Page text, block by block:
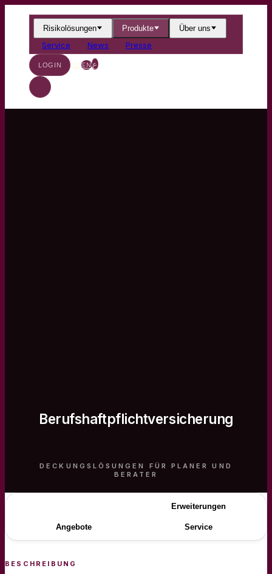
Risikolösungen Produkte Über uns
Service News Presse
LOGIN DEENع
Berufshaftpflichtversicherung
DECKUNGSLÖSUNGEN FÜR PLANER UND
BERATER
Erweiterungen
Angebote Service
BESCHREIBUNG